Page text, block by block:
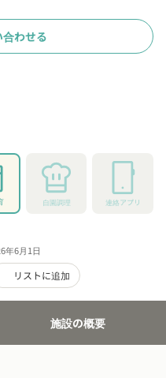
わせる
自園調理 連絡アプリ
年6月1日
リストに追加
施設の概要